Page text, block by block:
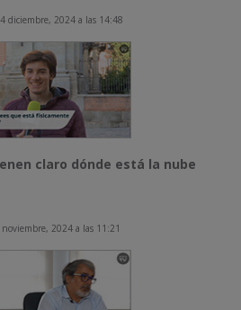
diciembre, 2024 a las 14:48
claro dónde está la nube
2024 a las 11:21